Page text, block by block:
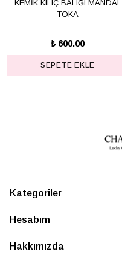
KEMİK KILIÇ BALIĞI MANDAL
TOKA
₺ 600.00
SEPETE EKLE
Kategoriler
Hesabım
Hakkımızda